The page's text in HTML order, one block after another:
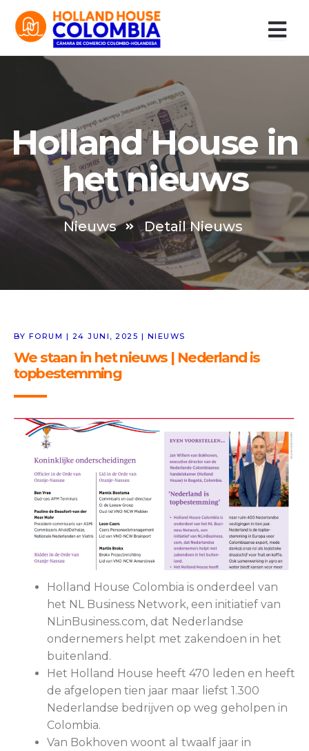
contenido
Holland House in
het nieuws
Nieuws Detail Nieuws
BY FORUM | 24 JUNI, 2025 | NIEUWS
We staan in het nieuws | Nederland is
topbestemming
Holland House Colombia is onderdeel van
het NL Business Network, een initiatief van
NLinBusiness.com, dat Nederlandse
ondernemers helpt met zakendoen in het
buitenland.
Het Holland House heeft 470 leden en heeft
de afgelopen tien jaar maar liefst 1.300
Nederlandse bedrijven op weg geholpen in
Colombia.
Van Bokhoven woont al twaalf jaar in